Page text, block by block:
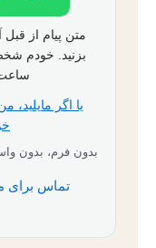
متن پیام از
بزنید. خودم
ساعت و
یا اگر
بدون فرم، بدون